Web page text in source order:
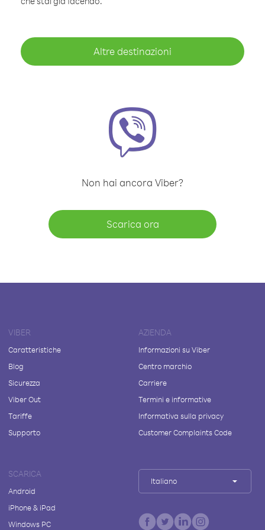
Altre destinazioni
Non hai ancora Viber?
Scarica ora
VIBER
Caratteristiche
Blog
Sicurezza
Viber Out
Tariffe
Supporto
AZIENDA
Informazioni su Viber
Centro marchio
Carriere
Termini e informative
Informativa sulla privacy
Customer Complaints Code
SCARICA
Android
iPhone & iPad
Windows PC
Italiano